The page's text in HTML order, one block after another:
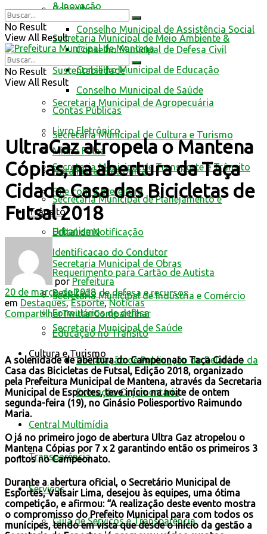
Conselhos
Conselho Municipal de Assistência Social
Conselho Municipal de Defesa Civil
Conselho Municipal de Educação
Conselho Municipal de Saúde
Contas Públicas
Livro Eletrônico
Minha Folha
Nota Fiscal Eletrônica
Fale com a prefeitura
Trânsito
Edital de Notificação
Identificacao do Condutor
Requerimento para Cartão de Autista
Resultado de defesa e recursos
Formulários de defesa
Educação no Trânsito
Cultura e Turismo
& Inovação
Secretaria Municipal de Meio Ambiente &
Sustentabilidade
Secretaria Municipal de Agropecuária
Secretaria Municipal de Cultura e Turismo
Secretaria Municipal de Transporte e Trânsito
Secretaria Municipal de Planejamento e
Urbanismo
Secretaria Municipal de Obras
Secretaria Municipal de Indústria e Comércio
Secretaria Municipal de Saúde
Declaração de Publicação do Relatório da
Execução Orçamentária
Central Multimídia
Transparência
Serviços
Guia de Serviços e Transparência
No Result
View All Result
No Result
View All Result
UltraGaz atropela o Mantena
Cópias, na abertura da Taça
Cidade Casa das Bicicletas de
Futsal 2018
por Prefeitura
20 de março de 2018
em Destaques,Esporte,Notícias
CompartilharTwittarCompartilhar
A solenidade de abertura do Campeonato Taça Cidade
Casa das Bicicletas de Futsal, Edição 2018, organizado
pela Prefeitura Municipal de Mantena, através da Secretaria
Municipal de Esportes, teve início na noite de ontem
segunda-feira (19), no Ginásio Poliesportivo Raimundo
Maria.
O já no primeiro jogo de abertura Ultra Gaz atropelou o
Mantena Cópias por 7 x 2 garantindo então os primeiros 3
pontos no Campeonato.
Durante a abertura oficial, o Secretário Municipal de
Esportes, Valsair Lima, desejou às equipes, uma ótima
competição, e afirmou: “A realização deste evento mostra
o compromisso do Prefeito Municipal para com todos os
munícipes, tendo em vista que desde o início da gestão a